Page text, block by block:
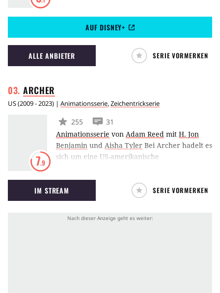
einsamen Revolverhelden, der am Rand der
Galaxis fünf Jahre nach den Ereignissen von
Die Rückkehr der Jedi-Ritter in ein
aufregendes Abenteuer verwickelt wird.
AUF DISNEY+
ALLE ANBIETER SERIE VORMERKEN
ARCHER
US(2009 - 2023) | Animationsserie,Zeichentrickserie
7.9
255
31
Animationsserie von Adam Reed mit H. Jon
Benjamin und Aisha Tyler Bei Archer hadelt es
sich um eine US-amerikanische
produziert wird. Erzählt wird die Geschichte
des selbstverliebten Geheimagenten Sterling
Malory Archer, der im Auftrag seiner
Agentur ISIS in zwielichtige Missionen
IM STREAM SERIE VORMERKEN